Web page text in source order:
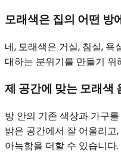
모래색은 집의 어떤 방
네, 모래색은 거실, 침실,
대하는 분위기를 만들기 위
제 공간에 맞는 모래색
방 안의 기존 색상과 가구
밝은 공간에서 잘 어울리
아늑함을 더할 수 있습니다.